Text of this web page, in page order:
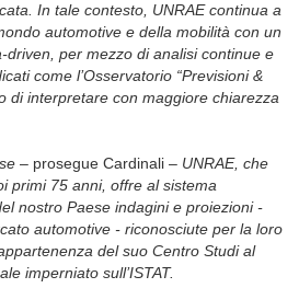
In tale contesto, UNRAE continua a
automotive e della mobilità con un
driven, per mezzo di analisi continue e
come l’Osservatorio “Previsioni &
di interpretare con maggiore chiarezza
– prosegue Cardinali – UNRAE, che
primi 75 anni, offre al sistema
nostro Paese indagini e proiezioni -
automotive - riconosciute per la loro
del suo Centro Studi al
imperniato sull’ISTAT.